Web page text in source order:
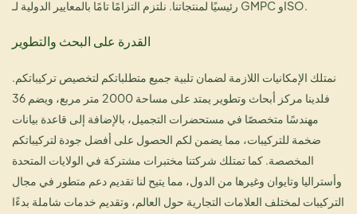
رئيسيًا لمنتجاتنا. نلتزم التزامًا تامًا بالمعايير الدولية لـ GMPC وISO.
القدرة على البحث والتطوير
نمتلك الإمكانيات اللازمة لضمان تلبية جميع متطلباتكم لتخصيص تركيباتكم.
فلدينا مركز أبحاث وتطوير يمتد على مساحة 2000 متر مربع، ويضم 36
مهندسًا متخصصًا في مستحضرات التجميل، بالإضافة إلى قاعدة بيانات
ضخمة للتركيبات، مما يضمن لكم الحصول على أفضل جودة لتركيباتكم
المخصصة. كما تمتلك شركتنا مختبرات مشتركة في الولايات المتحدة
وأستراليا وتايوان وغيرها من الدول، مما يتيح لنا تقديم دعم متطور في مجال
التركيبات لمختلف العلامات التجارية حول العالم، وتقديم خدمات شاملة بدءًا